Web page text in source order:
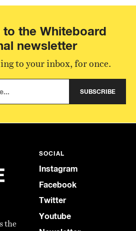
the Whiteboard
newsletter
to your inbox, for once.
SUBSCRIBE
the
SOCIAL
Instagram
Facebook
Twitter
Youtube